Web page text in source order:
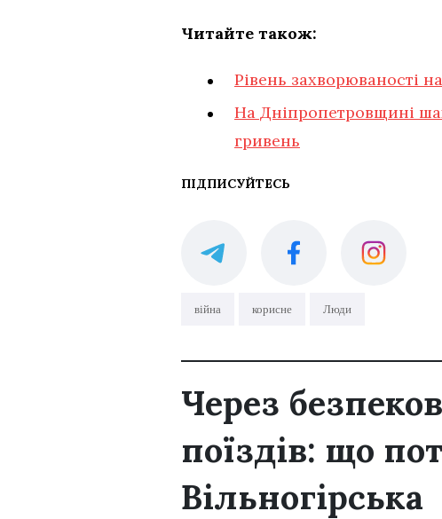
Читайте також:
Рівень захворюваності
На Дніпропетровщині
гривень
ПІДПИСУЙТЕСЬ
війна корисне Люди
Через
поїздів: що
Вільногірська